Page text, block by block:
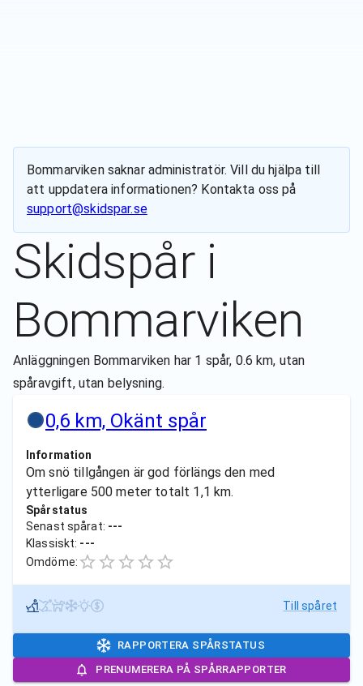
Bommarvikensaknar administratör. Vill du hjälpa till
att uppdatera informationen? Kontakta oss på
support@skidspar.se
Skidspår i
Bommarviken
Anläggningen Bommarviken har 1 spår, 0.6 km, utan
spåravgift, utan belysning.
0,6 km, Okänt spår
Information
Om snö tillgången är god förlängs den med
ytterligare 500 meter totalt 1,1 km.
Spårstatus
Senast spårat: ---
Klassiskt: ---
Omdöme:
Till spåret
RAPPORTERA SPÅRSTATUS
PRENUMERERA PÅ SPÅRRAPPORTER